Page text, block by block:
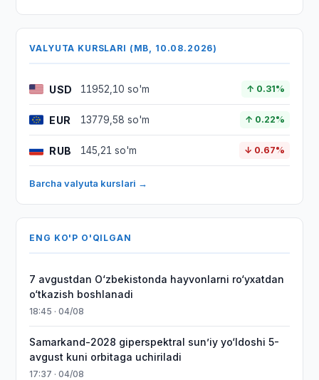
VALYUTA KURSLARI (MB, 10.08.2026)
USD 11952,10 so'm ↑ 0.31%
EUR 13779,58 so'm ↑ 0.22%
RUB 145,21 so'm ↓ 0.67%
Barcha valyuta kurslari →
ENG KO'P O'QILGAN
7 avgustdan O‘zbekistonda hayvonlarni ro‘yxatdan
o‘tkazish boshlanadi
18:45 · 04/08
Samarkand-2028 giperspektral sun’iy yo‘ldoshi 5-
avgust kuni orbitaga uchiriladi
17:37 · 04/08